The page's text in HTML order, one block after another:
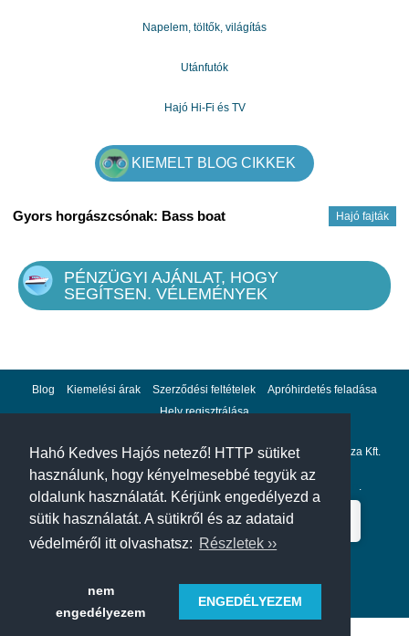
Hahó Kedves Hajós netező! HTTP sütiket
használunk, hogy kényelmesebbé tegyük az
oldalunk használatát. Kérjünk engedélyezd a
sütik használatát. A sütikről és az adataid
védelméről itt olvashatsz: Részletek ››
nem
engedélyezem
ENGEDÉLYEZEM
Napelem, töltők, világítás
Utánfutók
Hajó Hi-Fi és TV
KIEMELT BLOG CIKKEK
Hajó fajták
Gyors horgászcsónak: Bass boat
PÉNZÜGYI AJÁNLAT, HOGY
SEGÍTSEN. VÉLEMÉNYEK
Blog Kiemelési árak Szerződési feltételek
Apróhirdetés feladása
Hely regisztrálása
Adatvédelem Impresszum A hahohajo.hu kiadója a GlobalPlaza Kft.
A hahohajo.hu online bankkártyás fizetési partnere az .